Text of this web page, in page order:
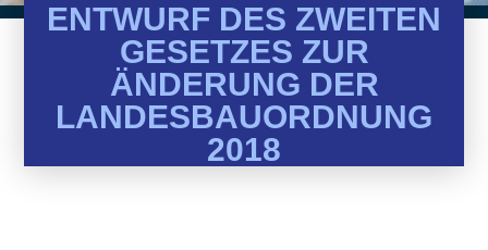
ENTWURF DES ZWEITEN
GESETZES ZUR
ÄNDERUNG DER
LANDESBAUORDNUNG
2018